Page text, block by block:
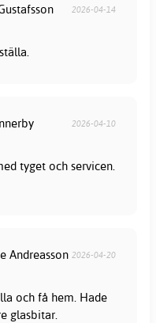
2026-04-14
2026-04-10
tyget och servicen.
Andreasson 2026-04-20
och få hem. Hade
glasbitar.